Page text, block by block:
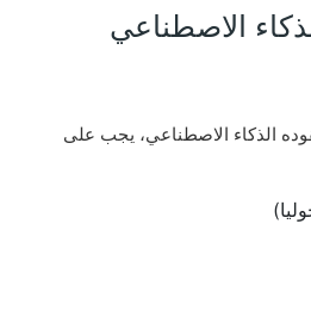
الاصطناعي
الذكاء الاصطناعي، يجب على